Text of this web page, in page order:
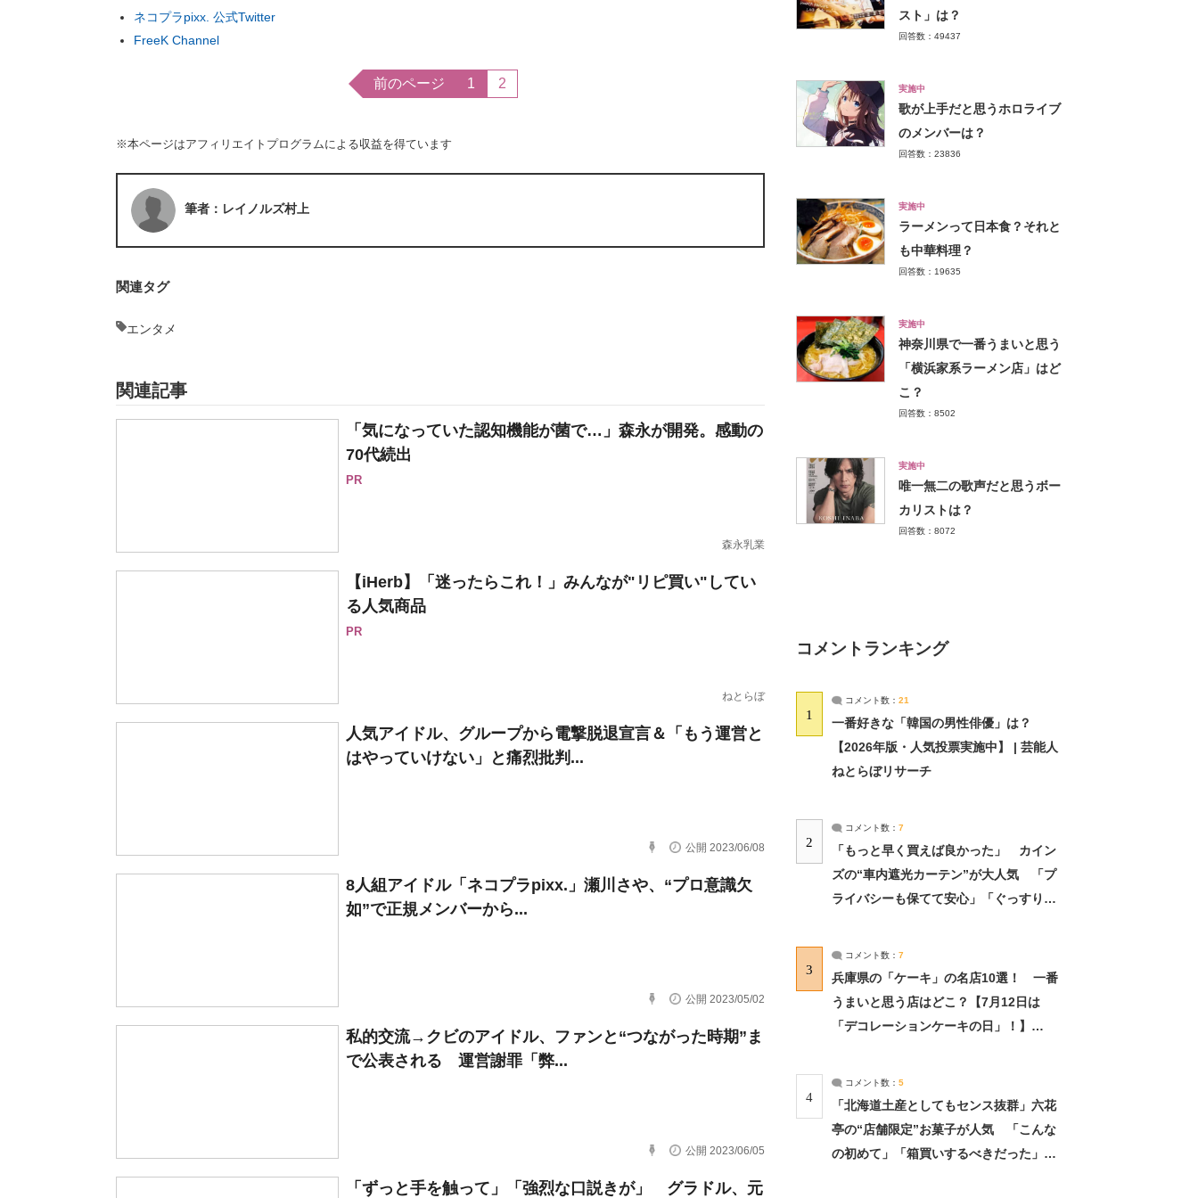
ネコプラpixx. 公式Twitter
FreeK Channel
前のページ 1 2
※本ページはアフィリエイトプログラムによる収益を得ています
筆者：レイノルズ村上
関連タグ
エンタメ
関連記事
「気になっていた認知機能が菌で…」森永が開発。感動の
70代続出
PR
森永乳業
【iHerb】「迷ったらこれ！」みんなが"リピ買い"してい
る人気商品
PR
ねとらぼ
人気アイドル、グループから電撃脱退宣言＆「もう運営と
はやっていけない」と痛烈批判...
公開 2023/06/08
8人組アイドル「ネコプラpixx.」瀬川さや、“プロ意識欠
如”で正規メンバーから...
公開 2023/05/02
私的交流→クビのアイドル、ファンと“つながった時期”ま
で公表される 運営謝罪「弊...
公開 2023/06/05
「ずっと手を触って」「強烈な口説きが」 グラドル、元
スト」は？
回答数：49437
実施中
歌が上手だと思うホロライブ
のメンバーは？
回答数：23836
実施中
ラーメンって日本食？それと
も中華料理？
回答数：19635
実施中
神奈川県で一番うまいと思う
「横浜家系ラーメン店」はど
こ？
回答数：8502
実施中
唯一無二の歌声だと思うボー
カリストは？
回答数：8072
コメントランキング
1
コメント数： 21
一番好きな「韓国の男性俳優」は？
【2026年版・人気投票実施中】 | 芸能人
ねとらぼリサーチ
2
コメント数： 7
「もっと早く買えば良かった」 カイン
ズの“車内遮光カーテン”が大人気 「プ
ライバシーも保てて安心」「ぐっすり眠
3
コメント数： 7
兵庫県の「ケーキ」の名店10選！ 一番
うまいと思う店はどこ？【7月12日は
「デコレーションケーキの日」！】
4
コメント数： 5
「北海道土産としてもセンス抜群」六花
亭の“店舗限定”お菓子が人気 「こんな
の初めて」「箱買いするべきだった」